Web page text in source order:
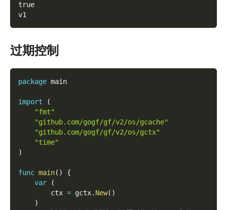
true
v1
过期控制
package main
import
(
"fmt"
"github.com/gogf/gf/v2/os/gcache"
"github.com/gogf/gf/v2/os/gctx"
"time"
)
func main( )
{
var
(
        ctx
= gctx. New( )
)